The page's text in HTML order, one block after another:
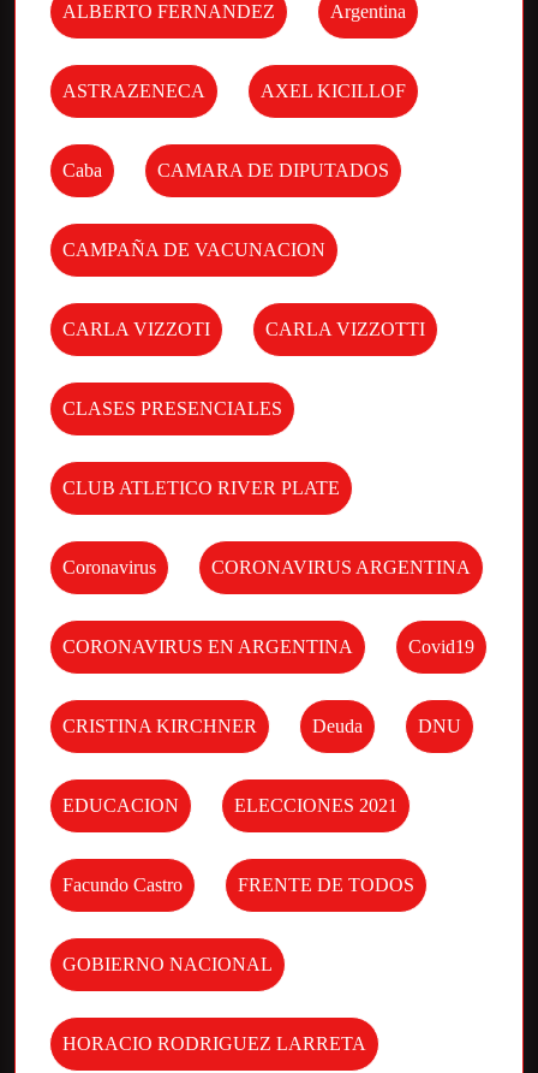
ALBERTO FERNANDEZ Argentina
ASTRAZENECA AXEL KICILLOF
Caba CAMARA DE DIPUTADOS
CAMPAÑA DE VACUNACION
CARLA VIZZOTI CARLA VIZZOTTI
CLASES PRESENCIALES
CLUB ATLETICO RIVER PLATE
Coronavirus CORONAVIRUS ARGENTINA
CORONAVIRUS EN ARGENTINA Covid19
CRISTINA KIRCHNER Deuda DNU
EDUCACION ELECCIONES 2021
Facundo Castro FRENTE DE TODOS
GOBIERNO NACIONAL
HORACIO RODRIGUEZ LARRETA